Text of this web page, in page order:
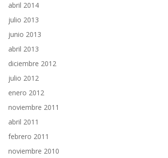
abril 2014
julio 2013
junio 2013
abril 2013
diciembre 2012
julio 2012
enero 2012
noviembre 2011
abril 2011
febrero 2011
noviembre 2010